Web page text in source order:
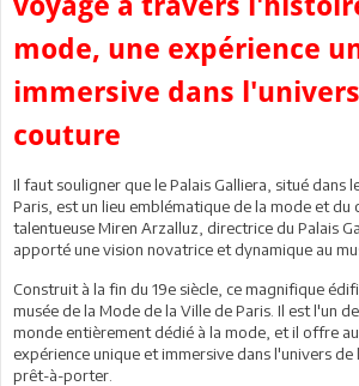
mode, une expérience
immersive dans
couture
Il faut souligner que le Palais Galliera, situé dans
Paris, est un lieu emblématique de la mode et du
talentueuse Miren Arzalluz, directrice du Palais
apporté une vision novatrice et dynamique au
Construit à la fin du 19e siècle, ce magnifique
musée de la Mode de la Ville de Paris. Il est l'un
monde entièrement dédié à la mode, et il offre
expérience unique et immersive dans l'univers
prêt-à-porter.